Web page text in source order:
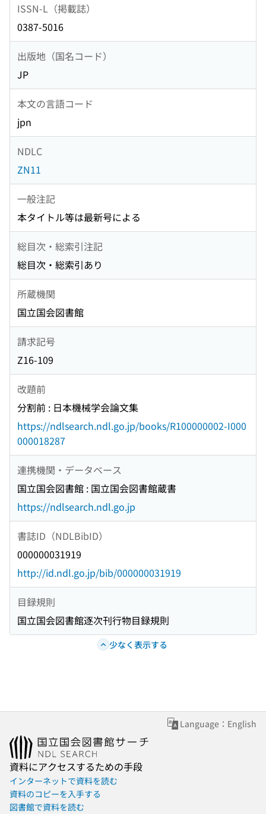
ISSN-L（掲載誌）
0387-5016
出版地（国名コード）
JP
本文の言語コード
jpn
NDLC
ZN11
一般注記
本タイトル等は最新号による
総目次・総索引注記
総目次・総索引あり
所蔵機関
国立国会図書館
請求記号
Z16-109
改題前
分割前 : 日本機械学会論文集
https://ndlsearch.ndl.go.jp/books/R100000002-I000
000018287
連携機関・データベース
国立国会図書館 : 国立国会図書館蔵書
https://ndlsearch.ndl.go.jp
書誌ID（NDLBibID）
000000031919
http://id.ndl.go.jp/bib/000000031919
目録規則
国立国会図書館逐次刊行物目録規則
少なく表示する
Language：English
資料にアクセスするための手段
インターネットで資料を読む
資料のコピーを入手する
図書館で資料を読む